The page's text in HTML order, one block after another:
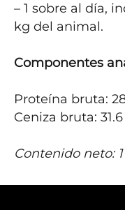
– 1 sobre al día,
kg del animal.
Componentes
Proteína bruta:
Ceniza bruta:
Contenido neto: